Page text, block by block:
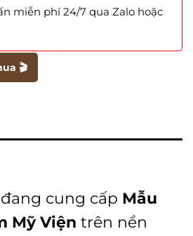
miễn phí 24/7 qua Zalo hoặc
🎬
cung cấp Mẫu
Mỹ Viện trên nền